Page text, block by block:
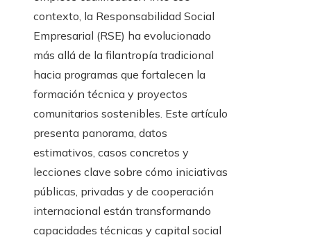
contexto, la Responsabilidad Social
Empresarial (RSE) ha evolucionado
más allá de la filantropía tradicional
hacia programas que fortalecen la
formación técnica y proyectos
comunitarios sostenibles. Este artículo
presenta panorama, datos
estimativos, casos concretos y
lecciones clave sobre cómo iniciativas
públicas, privadas y de cooperación
internacional están transformando
capacidades técnicas y capital social